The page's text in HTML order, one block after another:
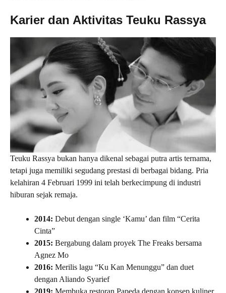
Karier dan Aktivitas Teuku Rassya
Teuku Rassya bukan hanya dikenal sebagai putra artis ternama,
tetapi juga memiliki segudang prestasi di berbagai bidang. Pria
kelahiran 4 Februari 1999 ini telah berkecimpung di industri
hiburan sejak remaja.
2014: Debut dengan single ‘Kamu’ dan film “Cerita
Cinta”
2015: Bergabung dalam proyek The Freaks bersama
Agnez Mo
2016: Merilis lagu “Ku Kan Menunggu” dan duet
dengan Aliando Syarief
2019: Membuka restoran Papeda dengan konsep kuliner